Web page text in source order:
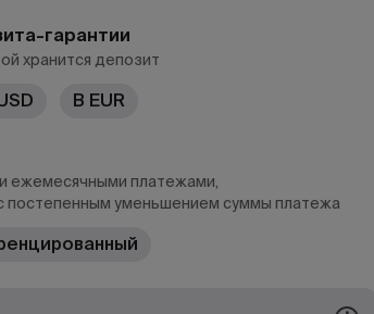
гарантии
хранится депозит
В EUR
ежемесячными платежами,
уменьшением суммы платежа